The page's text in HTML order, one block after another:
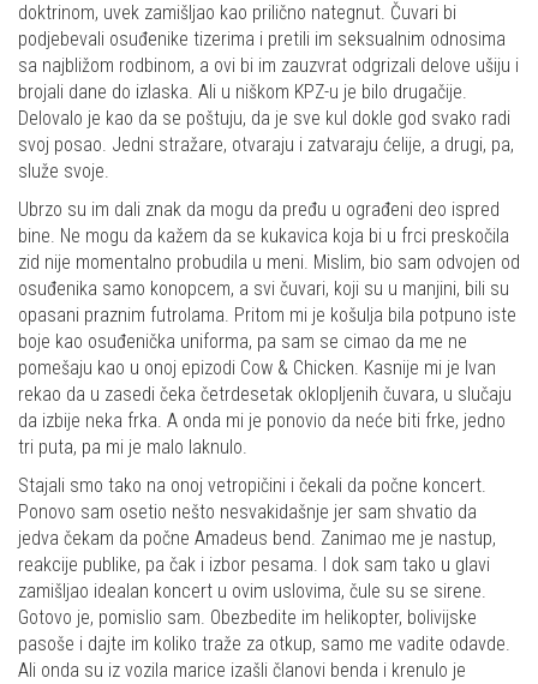
doktrinom, uvek zamišljao kao prilično nategnut. Čuvari bi
podjebevali osuđenike tizerima i pretili im seksualnim odnosima
sa najbližom rodbinom, a ovi bi im zauzvrat odgrizali delove ušiju i
brojali dane do izlaska. Ali u niškom KPZ-u je bilo drugačije.
Delovalo je kao da se poštuju, da je sve kul dokle god svako radi
svoj posao. Jedni stražare, otvaraju i zatvaraju ćelije, a drugi, pa,
služe svoje.
Ubrzo su im dali znak da mogu da pređu u ograđeni deo ispred
bine. Ne mogu da kažem da se kukavica koja bi u frci preskočila
zid nije momentalno probudila u meni. Mislim, bio sam odvojen od
osuđenika samo konopcem, a svi čuvari, koji su u manjini, bili su
opasani praznim futrolama. Pritom mi je košulja bila potpuno iste
boje kao osuđenička uniforma, pa sam se cimao da me ne
pomešaju kao u onoj epizodi Cow & Chicken. Kasnije mi je Ivan
rekao da u zasedi čeka četrdesetak oklopljenih čuvara, u slučaju
da izbije neka frka. A onda mi je ponovio da neće biti frke, jedno
tri puta, pa mi je malo laknulo.
Stajali smo tako na onoj vetropičini i čekali da počne koncert.
Ponovo sam osetio nešto nesvakidašnje jer sam shvatio da
jedva čekam da počne Amadeus bend. Zanimao me je nastup,
reakcije publike, pa čak i izbor pesama. I dok sam tako u glavi
zamišljao idealan koncert u ovim uslovima, čule su se sirene.
Gotovo je, pomislio sam. Obezbedite im helikopter, bolivijske
pasoše i dajte im koliko traže za otkup, samo me vadite odavde.
Ali onda su iz vozila marice izašli članovi benda i krenulo je